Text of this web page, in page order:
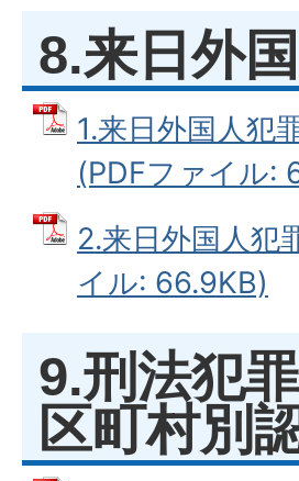
8.来日外
1.来日外国人犯
(PDFファイル:
2.来日外国人犯
イル: 66.9KB)
9.刑法犯
区町村別